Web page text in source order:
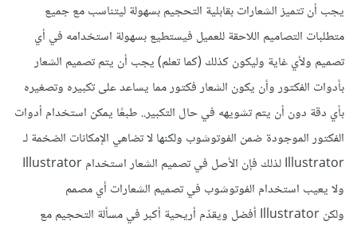
يجب أن تتميز الشعارات بقابلية التحجيم بسهولة ليتناسب مع جميع
متطلبات التصاميم اللاحقة للعميل فيستطيع بسهولة استخدامه في أي
تصميم ولأي غاية وليكون كذلك (كما تعلم) يجب أن يتم تصميم الشعار
بأدوات الفكتور وأن يكون الشعار فكتور مما يساعد على تكبيره وتصغيره
بأي دقة دون أن يتم تشويهه في حال التكبير.. طبعًا يمكن استخدام أدوات
الفكتور الموجودة ضمن الفوتوشوب ولكنها لا تضاهي الإمكانات الضخمة لـ
Illustrator لذلك فإن الأصل في تصميم الشعار استخدام Illustrator
ولا يعيب استخدام الفوتوشوب في تصميم الشعارات أي مصمم
ولكن Illustrator أفضل ويقدّم أريحية أكبر في مسألة التحجيم مع